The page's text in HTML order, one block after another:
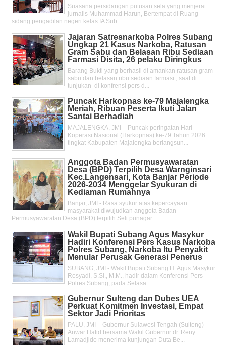
Suasana persidangan putusan sela yang menjerat
jurnalis Muhammad Harun, Bertempat di Ruang
sidang pengadilan negeri kelas IA Sub...
Jajaran Satresnarkoba Polres Subang
Ungkap 21 Kasus Narkoba, Ratusan
Gram Sabu dan Belasan Ribu Sediaan
Farmasi Disita, 26 pelaku Diringkus
Barang Bukti yang berhasil di amankan ratusan gram
sabu dan belasan ribu sediaan farmasi , saat di
tunjukan di konfrensi pers d...
Puncak Harkopnas ke-79 Majalengka
Meriah, Ribuan Peserta Ikuti Jalan
Santai Berhadiah
MAJALENGKA, JMI – Puncak peringatan Hari
Koperasi Nasional (Harkopnas) ke-79 Tahun 2026
tingkat Kabupaten Majalengka berlangsun...
Anggota Badan Permusyawaratan
Desa (BPD) Terpilih Desa Warnginsari
Kec.Langensari, Kota Banjar Periode
2026-2034 Menggelar Syukuran di
Kediaman Rumahnya
Banjar, JMI - Rasa syukur atas kepercayaan
masyarakat diwujudkan anggota Badan
Permusyawaratan Desa (BPD) terpilih Seli punagar...
Wakil Bupati Subang Agus Masykur
Hadiri Konferensi Pers Kasus Narkoba
Polres Subang, Narkoba Itu Penyakit
Menular Perusak Generasi Penerus
SUBANG, JMI - Wakil Bupati Subang H. Agus Masykur
Rosyadi, S.Si., M.M., hadir dalam Konferensi Pers
Polres Subang, pada Selasa ...
Gubernur Sulteng dan Dubes UEA
Perkuat Komitmen Investasi, Empat
Sektor Jadi Prioritas
PALU, JMI – Gubernur Sulawesi Tengah (Sulteng)
Anwar Hafid bersama Wakil Gubernur dr. Reny
Lamadjido menerima kunjungan Duta Be...